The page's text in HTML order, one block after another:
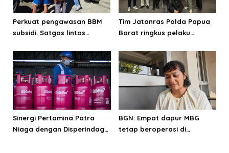
Perkuat pengawasan BBM
subsidi. Satgas lintas
penyalahgunaan di
Manokwari
Tim Jatanras Polda Papua
Barat ringkus pelaku
Sinergi Pertamina Patra
Niaga dengan Disperindag
BGN: Empat dapur MBG
tetap beroperasi di